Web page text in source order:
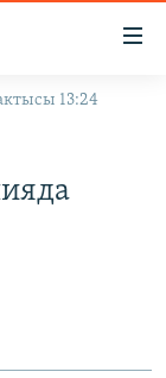
13:24